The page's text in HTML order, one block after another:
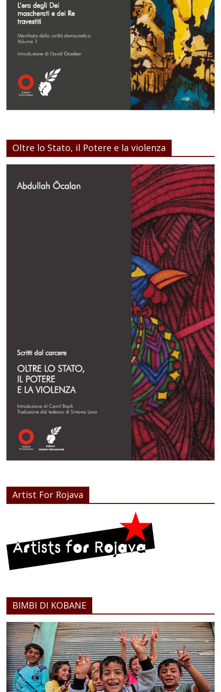
Oltre lo Stato, il Potere e la violenza
Artist For Rojava
BIMBI DI KOBANE